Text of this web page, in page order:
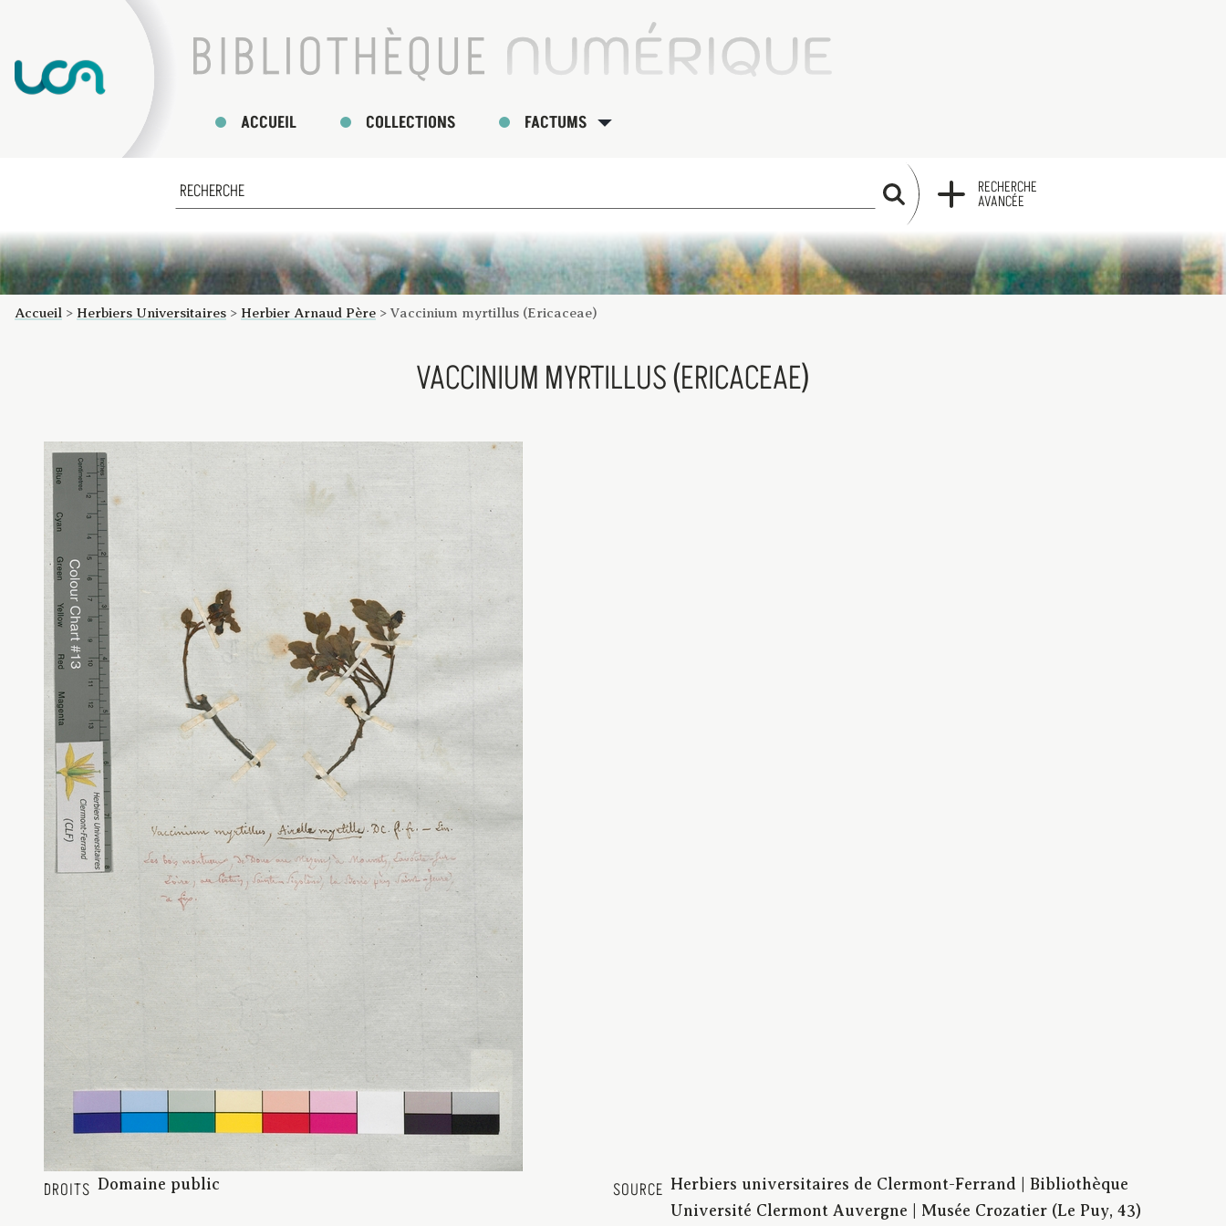
ACCUEIL COLLECTIONS FACTUMS
RECHERCHE
RECHERCHE
AVANCÉE
Accueil > Herbiers Universitaires > Herbier Arnaud Père > Vaccinium myrtillus (Ericaceae)
VACCINIUM MYRTILLUS (ERICACEAE)
DROITS Domaine public SOURCE Herbiers universitaires de Clermont-Ferrand | Bibliothèque
Université Clermont Auvergne | Musée Crozatier (Le Puy, 43)